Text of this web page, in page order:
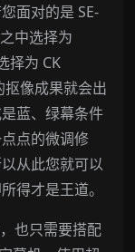
面对的是 SE-
中选择为
择为 CK
像成果就会出
蓝、绿幕条件
点的微调修
从此您就可以
得才是王道。
也只需要搭配